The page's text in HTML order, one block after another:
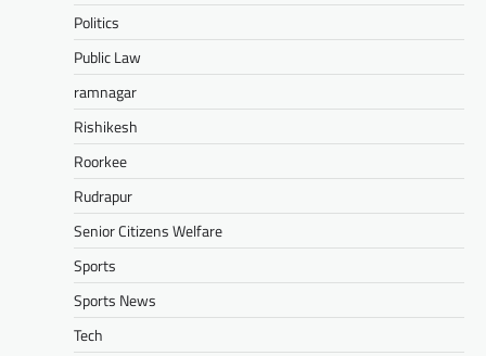
Politics
Public Law
ramnagar
Rishikesh
Roorkee
Rudrapur
Senior Citizens Welfare
Sports
Sports News
Tech